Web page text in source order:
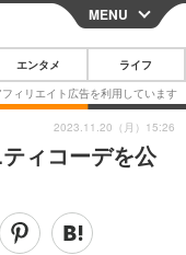
CLOSE
スマートフォン
その他
MENU
エンタメ ライフ
ィコーデを公
2023.11.20（月）15:26